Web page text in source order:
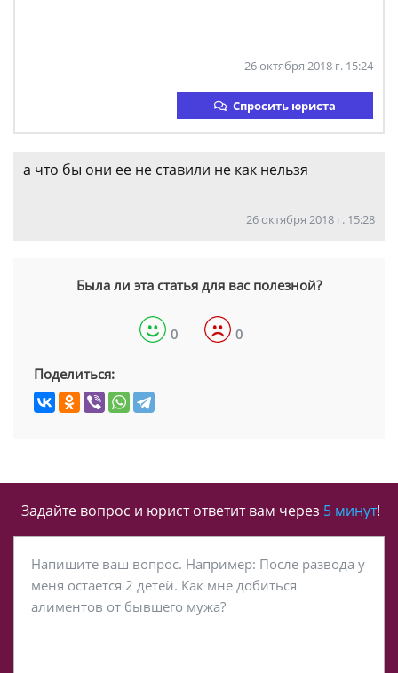
26 октября 2018 г. 15:24
Спросить юриста
а что бы они ее не ставили не как нельзя
26 октября 2018 г. 15:28
Была ли эта статья для вас полезной?
0 0
Поделиться:
Задайте вопрос и юрист ответит вам через 5 минут!